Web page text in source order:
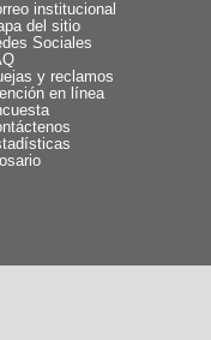
institucional
del sitio
Sociales
y reclamos
en línea